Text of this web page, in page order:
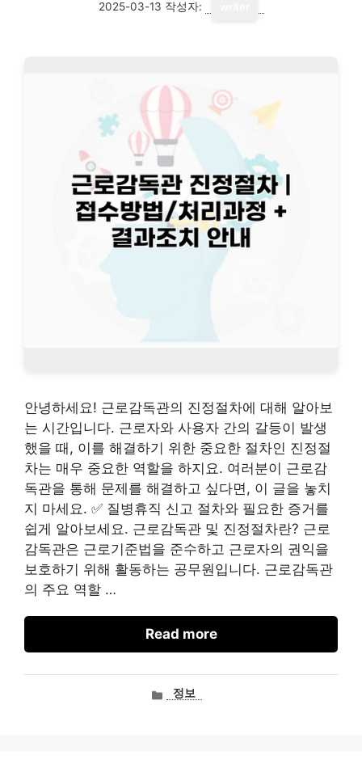
2025-03-13 작성자:
안녕하세요! 근로감독관의 진정절차에 대해 알아보
는 시간입니다. 근로자와 사용자 간의 갈등이 발생
했을 때, 이를 해결하기 위한 중요한 절차인 진정절
차는 매우 중요한 역할을 하지요. 여러분이 근로감
독관을 통해 문제를 해결하고 싶다면, 이 글을 놓치
지 마세요. ✅ 질병휴직 신고 절차와 필요한 증거를
쉽게 알아보세요. 근로감독관 및 진정절차란? 근로
감독관은 근로기준법을 준수하고 근로자의 권익을
보호하기 위해 활동하는 공무원입니다. 근로감독관
의 주요 역할 …
Read more
카정보